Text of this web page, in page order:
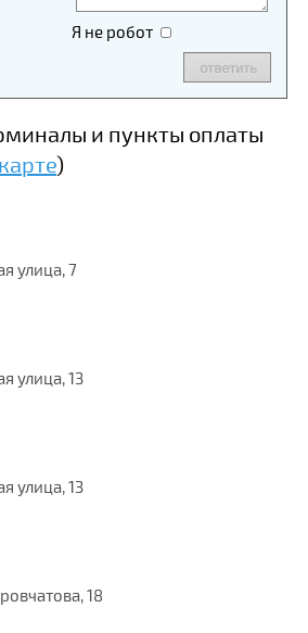
Я не робот
и пункты оплаты
)
улица, 7
улица, 13
улица, 13
18